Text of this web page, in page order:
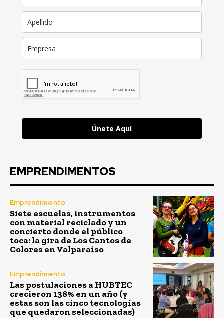
Únete Aquí
EMPRENDIMENTOS
Emprendimiento
Siete escuelas, instrumentos
con material reciclado y un
concierto donde el público
toca: la gira de Los Cantos de
Colores en Valparaíso
Emprendimiento
Las postulaciones a HUBTEC
crecieron 138% en un año (y
estas son las cinco tecnologías
que quedaron seleccionadas)